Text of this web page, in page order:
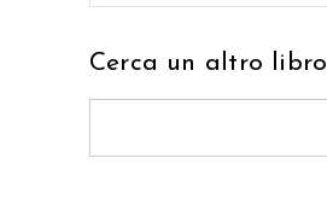
Cerca un altro libro